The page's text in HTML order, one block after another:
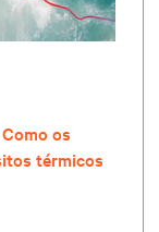
os
térmicos